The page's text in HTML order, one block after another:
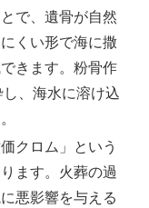
で、遺骨が自然
くい形で海に撒
きます。粉骨作
、海水に溶け込
クロム」という
ます。火葬の過
悪影響を与える